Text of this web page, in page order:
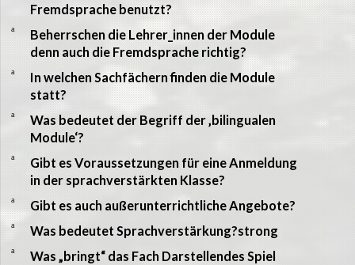
Fremdsprache benutzt?
a
Beherrschen die Lehrer_innen der Module
denn auch die Fremdsprache richtig?
a
In welchen Sachfächern finden die Module
statt?
a
Was bedeutet der Begriff der ‚bilingualen
Module‘?
a
Gibt es Voraussetzungen für eine Anmeldung
in der sprachverstärkten Klasse?
a Gibt es auch außerunterrichtliche Angebote?
a Was bedeutet Sprachverstärkung?strong
a
Was „bringt“ das Fach Darstellendes Spiel